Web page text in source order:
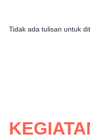
Tidak ada tulisan untuk